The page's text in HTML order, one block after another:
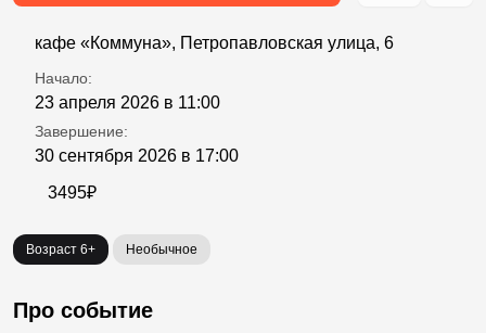
кафе «Коммуна», Петропавловская улица, 6
Начало:
23 апреля 2026 в 11:00
Завершение:
30 сентября 2026 в 17:00
3495₽
Возраст 6+ Необычное
Про событие